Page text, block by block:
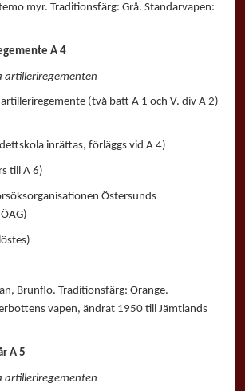
myr. Traditionsfärg: Grå. Standarvapen:
A 4
(två batt A 1 och V. div A 2)
inrättas, förläggs vid A 4)
till A 6)
Östersunds
Brunflo. Traditionsfärg: Orange.
vapen, ändrat 1950 till Jämtlands
A 5